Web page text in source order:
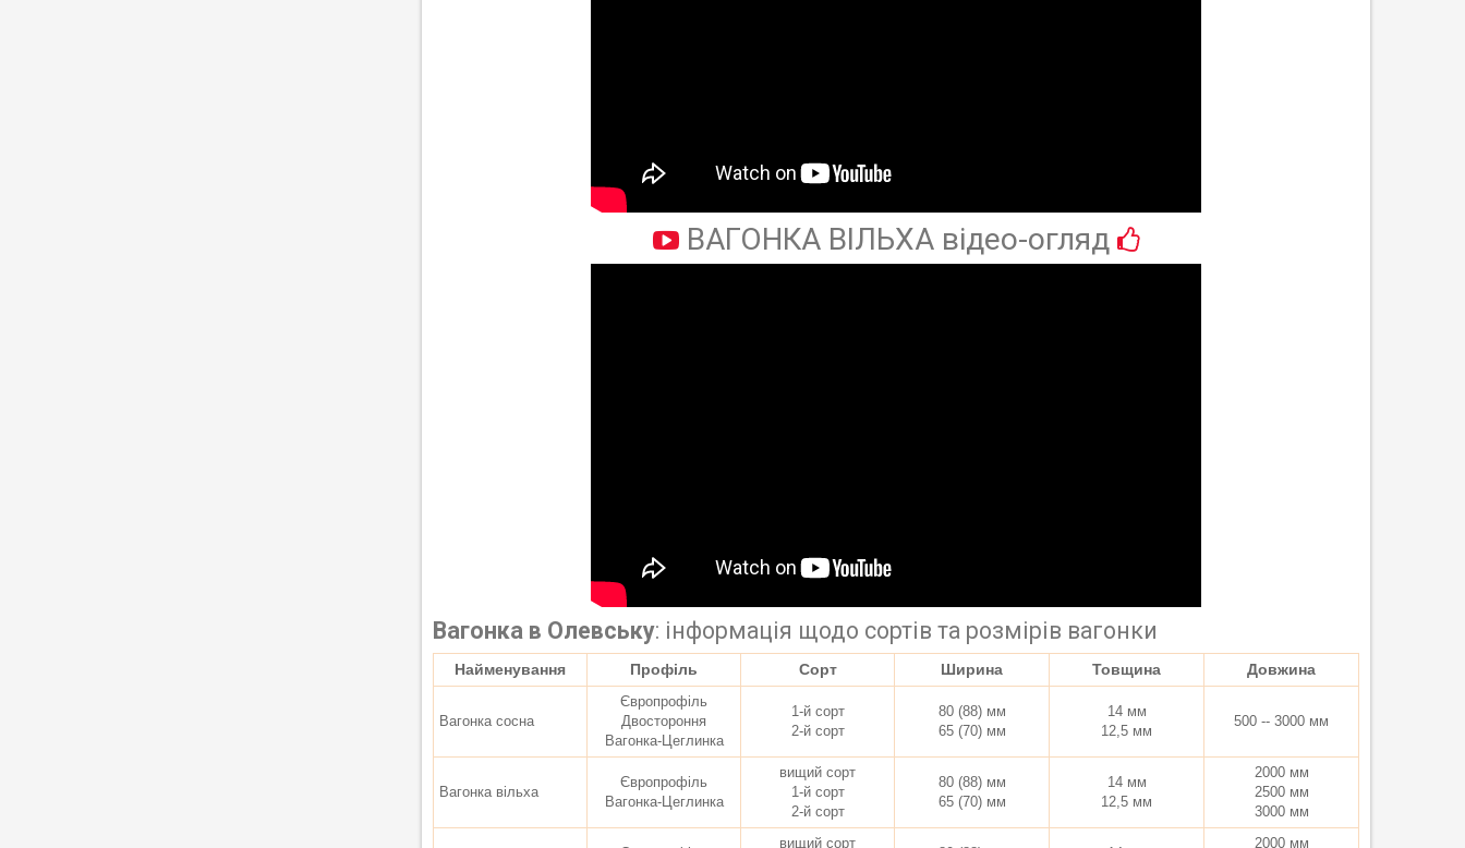
ВАГОНКА ВІЛЬХА відео-огляд
Вагонка в Олевську: інформація щодо сортів та розмірів вагонки
Найменування Профіль Сорт Ширина Товщина Довжина
Вагонка сосна
Європрофіль
Двостороння
Вагонка-Цеглинка
1-й сорт
2-й сорт
80 (88) мм
65 (70) мм
14 мм
12,5 мм
500 -- 3000 мм
Вагонка вільха
Європрофіль
Вагонка-Цеглинка
вищий сорт
1-й сорт
2-й сорт
80 (88) мм
65 (70) мм
14 мм
12,5 мм
2000 мм
2500 мм
3000 мм
вищий сорт 2000 мм